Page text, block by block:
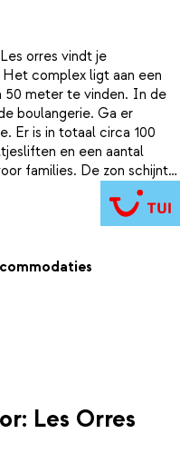
orres vindt je
complex ligt aan een
50 meter te vinden. In de
boulangerie. Ga er
Er is in totaal circa 100
en een aantal
families. De zon schijnt
er ook vaak kort en
Les Orres